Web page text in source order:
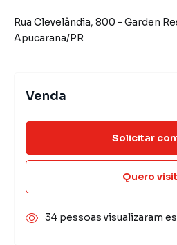
Rua Clevelândia, 800 - Garden
Apucarana/PR
Venda
Solicitar
Quero
34 pessoas visualizaram